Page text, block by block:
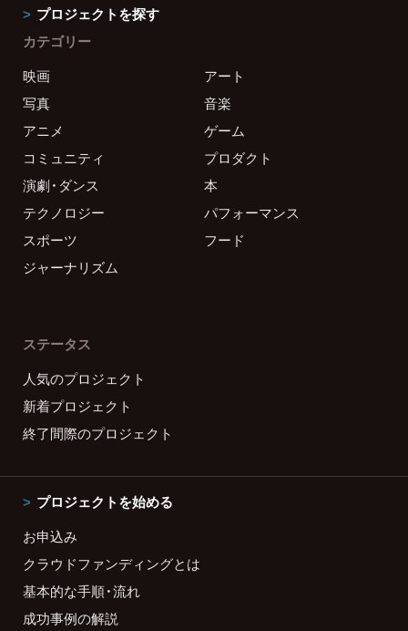
プロジェクトを探す
カテゴリー
映画
アート
写真
音楽
アニメ
ゲーム
コミュニティ
プロダクト
演劇・ダンス
本
テクノロジー
パフォーマンス
スポーツ
フード
ジャーナリズム
ステータス
人気のプロジェクト
新着プロジェクト
終了間際のプロジェクト
プロジェクトを始める
お申込み
クラウドファンディングとは
基本的な手順・流れ
成功事例の解説